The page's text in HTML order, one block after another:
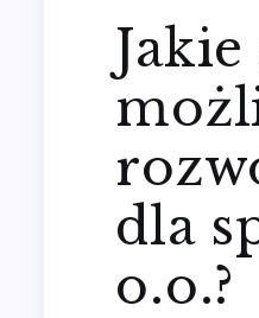
Jakie
dla
o.o.?